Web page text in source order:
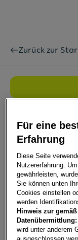
Zurück zur
Kombination
weniger oder
CUPRA
Leasing zu Top-
Nach
Für eine
Erfahrung
Diese Seite
Nutzererfahrung.
gewährleisten,
Sie können unten
Cookies einstellen
werden
Hinweis zur
Datenübermittlung:
wird unter anderem